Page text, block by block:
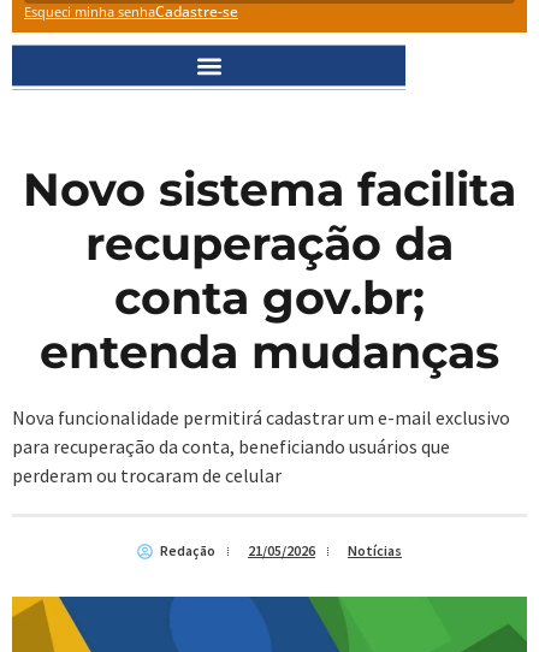
Esqueci minha senhaCadastre-se
Novo sistema facilita
recuperação da
conta gov.br;
entenda mudanças
Nova funcionalidade permitirá cadastrar um e-mail exclusivo
para recuperação da conta, beneficiando usuários que
perderam ou trocaram de celular
Redação 21/05/2026 Notícias